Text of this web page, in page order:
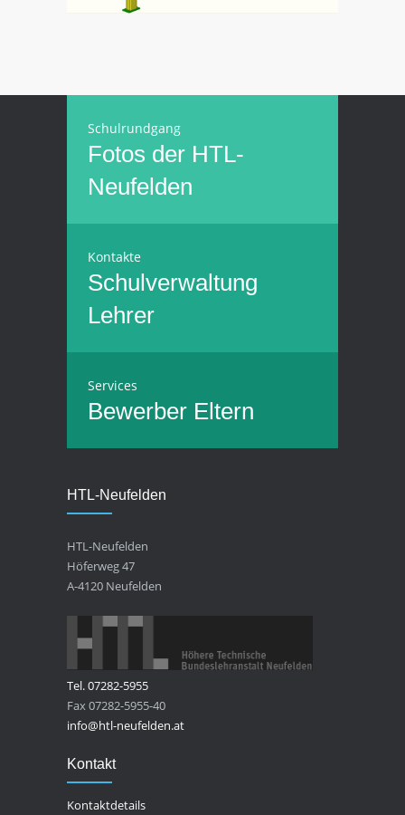
Schulrundgang
Fotos der HTL-
Neufelden
Kontakte
Schulverwaltung
Lehrer
Services
Bewerber Eltern
HTL-Neufelden
HTL-Neufelden
Höferweg 47
A-4120 Neufelden
Tel. 07282-5955
Fax 07282-5955-40
info@htl-neufelden.at
Kontakt
Kontaktdetails